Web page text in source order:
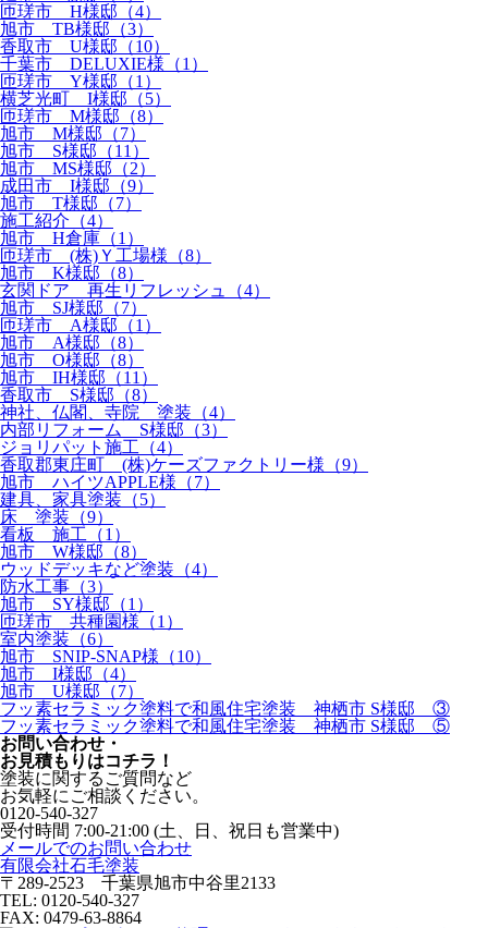
匝瑳市 H様邸（4）
旭市 TB様邸（3）
香取市 U様邸（10）
千葉市 DELUXIE様（1）
匝瑳市 Y様邸（1）
横芝光町 I様邸（5）
匝瑳市 M様邸（8）
旭市 M様邸（7）
旭市 S様邸（11）
旭市 MS様邸（2）
成田市 I様邸（9）
旭市 T様邸（7）
施工紹介（4）
旭市 H倉庫（1）
匝瑳市 (株)Ｙ工場様（8）
旭市 K様邸（8）
玄関ドア 再生リフレッシュ（4）
旭市 SJ様邸（7）
匝瑳市 A様邸（1）
旭市 A様邸（8）
旭市 O様邸（8）
旭市 IH様邸（11）
香取市 S様邸（8）
神社、仏閣、寺院 塗装（4）
内部リフォーム S様邸（3）
ジョリパット施工（4）
香取郡東庄町 (株)ケーズファクトリー様（9）
旭市 ハイツAPPLE様（7）
建具、家具塗装（5）
床 塗装（9）
看板 施工（1）
旭市 W様邸（8）
ウッドデッキなど塗装（4）
防水工事（3）
旭市 SY様邸（1）
匝瑳市 共種園様（1）
室内塗装（6）
旭市 SNIP-SNAP様（10）
旭市 I様邸（4）
旭市 U様邸（7）
フッ素セラミック塗料で和風住宅塗装 神栖市 S様邸 ③
フッ素セラミック塗料で和風住宅塗装 神栖市 S様邸 ⑤
お問い合わせ ・
お⾒積もりはコチラ！
塗装に関するご質問など
お気軽にご相談ください。
0120-540-327
受付時間 7:00-21:00 (土、日、祝日も営業中)
メールでのお問い合わせ
有限会社石毛塗装
〒289-2523 千葉県旭市中谷里2133
TEL: 0120-540-327
FAX: 0479-63-8864